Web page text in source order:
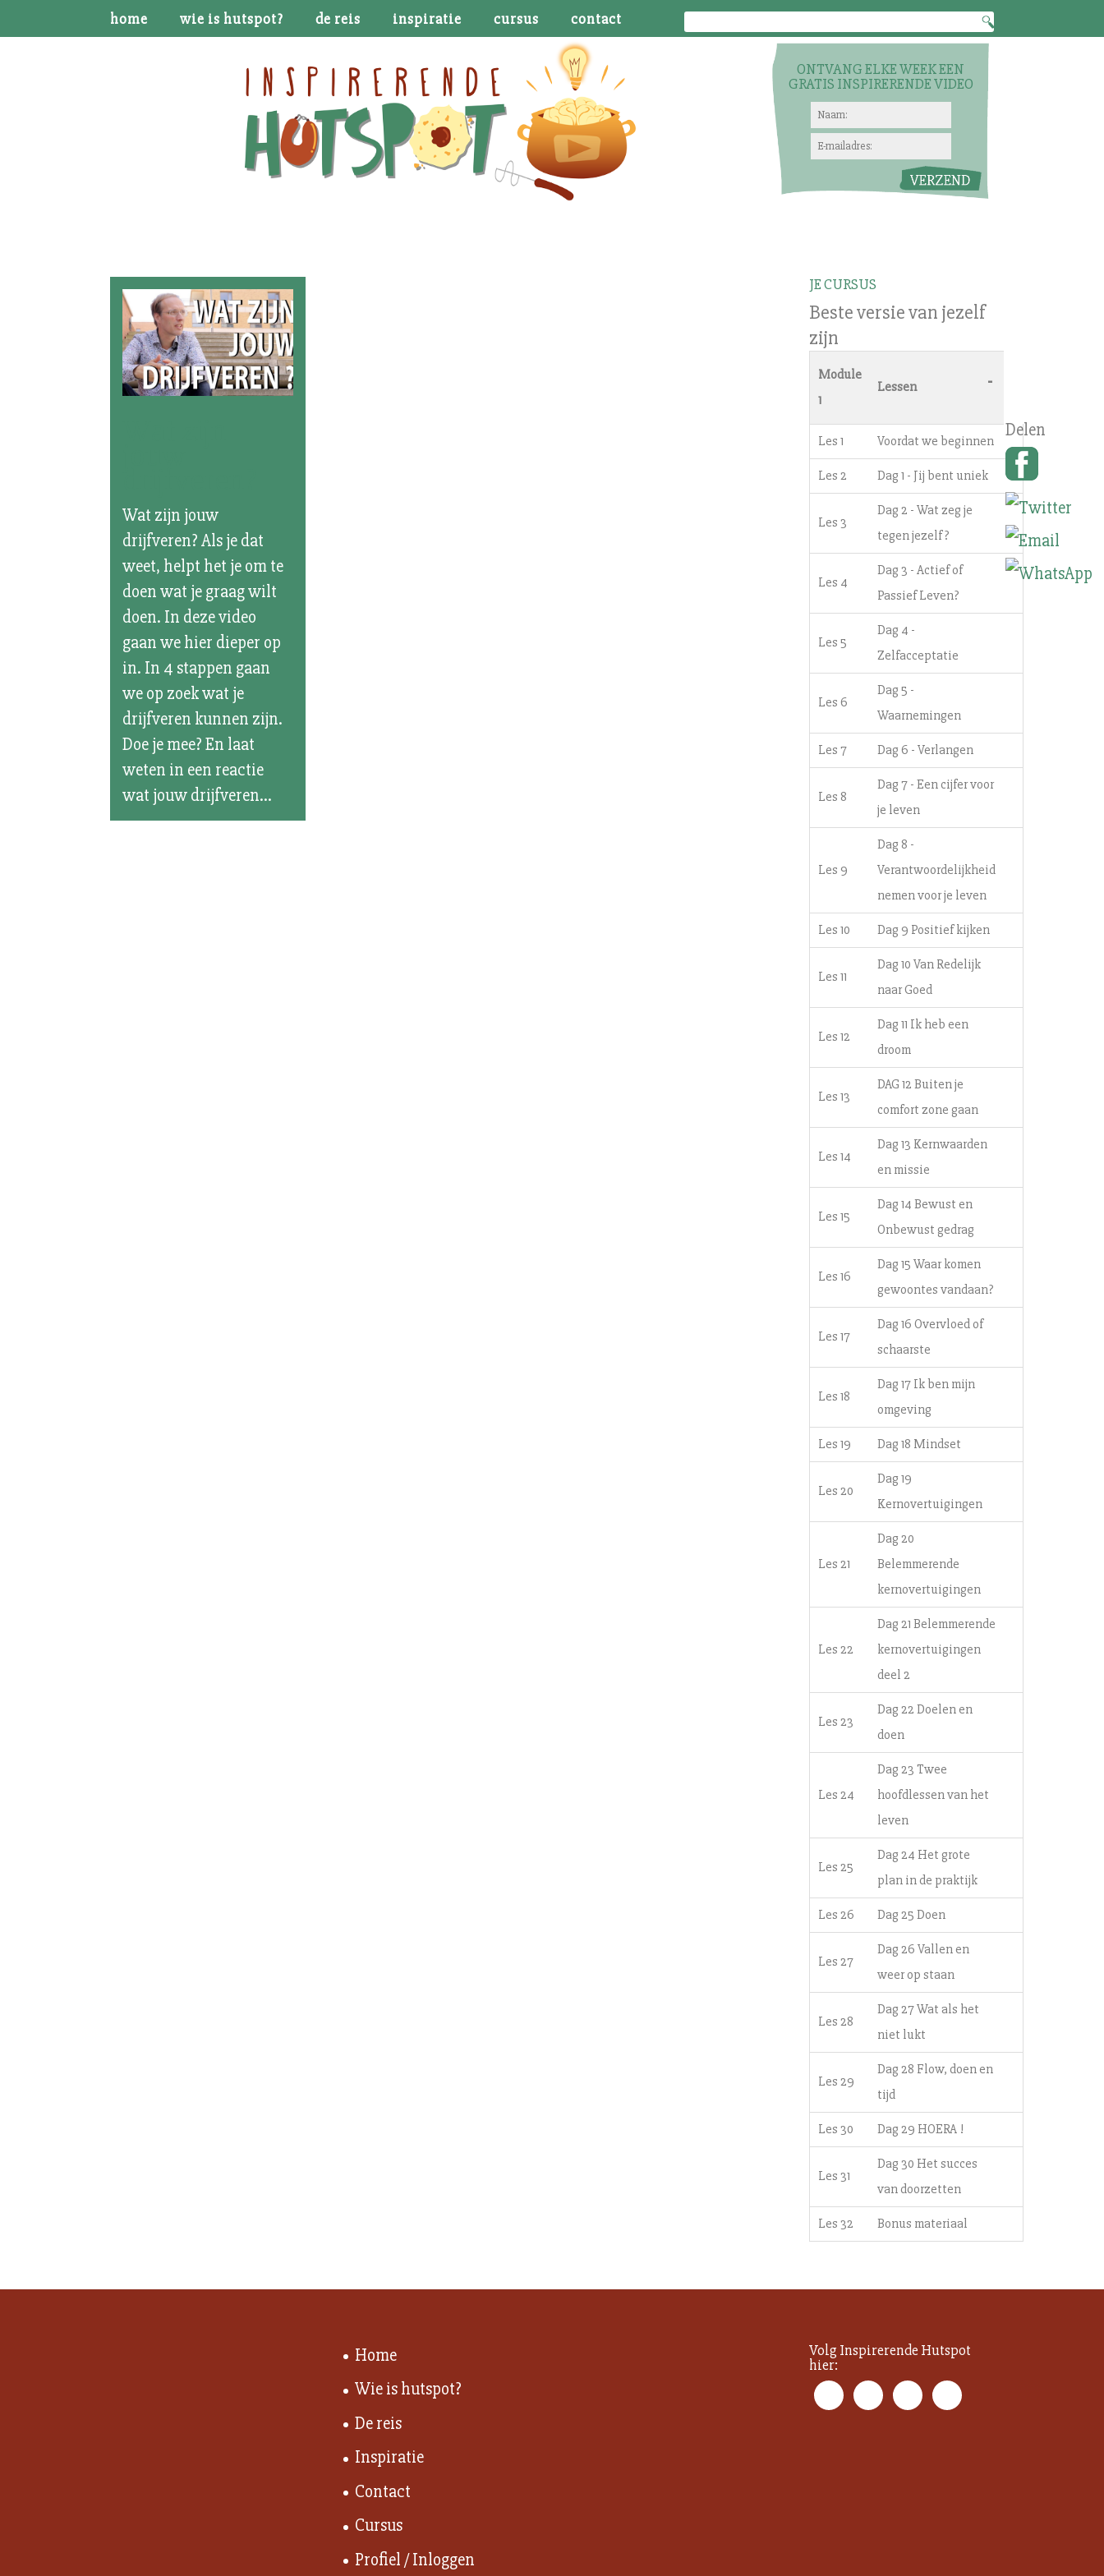
home wie is hutspot? de reis inspiratie cursus contact
ONTVANG ELKE WEEK EEN
GRATIS INSPIRERENDE VIDEO
Wat zijn jouw
drijfveren? Als je dat
weet, helpt het je om te
doen wat je graag wilt
doen. In deze video
gaan we hier dieper op
in. In 4 stappen gaan
we op zoek wat je
drijfveren kunnen zijn.
Doe je mee? En laat
weten in een reactie
wat jouw drijfveren...
JE CURSUS
Beste versie van jezelf
zijn
Module
1
Lessen -
Les 1 Voordat we beginnen
Les 2 Dag 1 - Jij bent uniek
Les 3
Dag 2 - Wat zeg je
tegen jezelf?
Les 4
Dag 3 - Actief of
Passief Leven?
Les 5
Dag 4 -
Zelfacceptatie
Les 6
Dag 5 -
Waarnemingen
Les 7 Dag 6 - Verlangen
Les 8
Dag 7 - Een cijfer voor
je leven
Les 9
Dag 8 -
Verantwoordelijkheid
nemen voor je leven
Les 10 Dag 9 Positief kijken
Les 11
Dag 10 Van Redelijk
naar Goed
Les 12
Dag 11 Ik heb een
droom
Les 13
DAG 12 Buiten je
comfort zone gaan
Les 14
Dag 13 Kernwaarden
en missie
Les 15
Dag 14 Bewust en
Onbewust gedrag
Les 16
Dag 15 Waar komen
gewoontes vandaan?
Les 17
Dag 16 Overvloed of
schaarste
Les 18
Dag 17 Ik ben mijn
omgeving
Les 19 Dag 18 Mindset
Les 20
Dag 19
Kernovertuigingen
Les 21
Dag 20
Belemmerende
kernovertuigingen
Les 22
Dag 21 Belemmerende
kernovertuigingen
deel 2
Les 23
Dag 22 Doelen en
doen
Les 24
Dag 23 Twee
hoofdlessen van het
leven
Les 25
Dag 24 Het grote
plan in de praktijk
Les 26 Dag 25 Doen
Les 27
Dag 26 Vallen en
weer op staan
Les 28
Dag 27 Wat als het
niet lukt
Les 29
Dag 28 Flow, doen en
tijd
Les 30 Dag 29 HOERA !
Les 31
Dag 30 Het succes
van doorzetten
Les 32 Bonus materiaal
Home
Wie is hutspot?
De reis
Inspiratie
Contact
Cursus
Profiel / Inloggen
Volg Inspirerende Hutspot
hier: